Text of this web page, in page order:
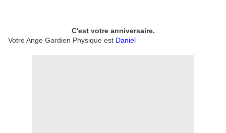
C'est votre anniversaire.
Votre Ange Gardien Physique est Daniel